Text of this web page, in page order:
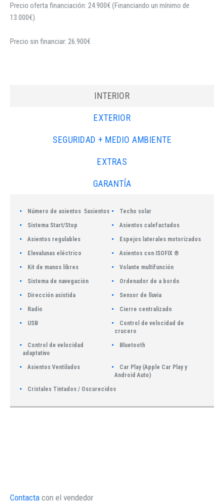
Precio oferta financiación: 24.900€ (Financiando un mínimo de
13.000€).
Precio sin financiar: 26.900€
INTERIOR
EXTERIOR
SEGURIDAD + MEDIO AMBIENTE
EXTRAS
GARANTÍA
Número de asientos 5asientos
Techo solar
Sistema Start/Stop
Asientos calefactados
Asientos regulables
Espejos laterales motorizados
Elevalunas eléctrico
Asientos con ISOFIX ®
Kit de manos libres
Volante multifunción
Sistema de navegación
Ordenador de a bordo
Dirección asistida
Sensor de lluvia
Radio
Cierre centralizado
USB
Control de velocidad de
crucero
Control de velocidad
adaptativo
Bluetooth
Asientos Ventilados
Car Play (Apple Car Play y
Android Auto)
Cristales Tintados / Oscurecidos
Contacta con el vendedor